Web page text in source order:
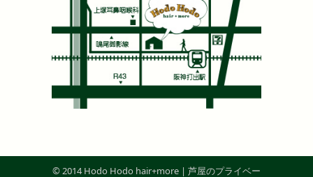
© 2014 Hodo Hodo hair+more | 芦屋のプライベー